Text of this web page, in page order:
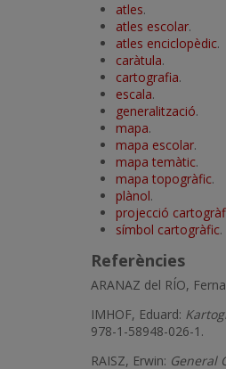
atles.
atles escolar.
atles enciclopèdic.
caràtula.
cartografia.
escala.
generalització.
mapa.
mapa escolar.
mapa temàtic.
mapa topogràfic.
plànol.
projecció
símbol cartogràfic.
Referències
ARANAZ del RÍO,
IMHOF, Eduard:
978-1-58948-026-1.
RAISZ, Erwin: General